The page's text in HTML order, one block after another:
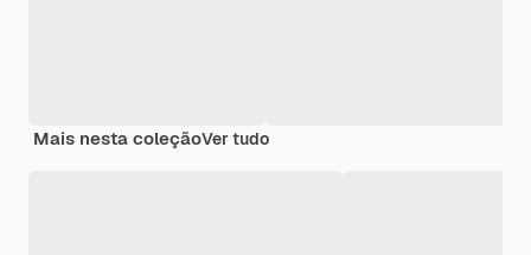
Mais nesta coleçãoVer tudo